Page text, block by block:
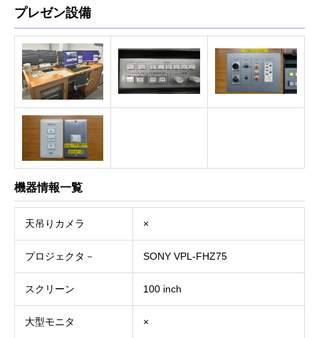
プレゼン設備
機器情報一覧
天吊りカメラ ×
プロジェクタ－ SONY VPL-FHZ75
スクリーン 100 inch
大型モニタ ×